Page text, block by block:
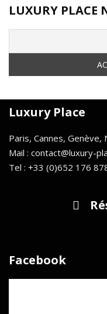
LUXURY PLACE
Luxury Place
Paris, Cannes, Genève,
Mail : contact@luxury-
Tel : +33 (0)652 176
Facebook